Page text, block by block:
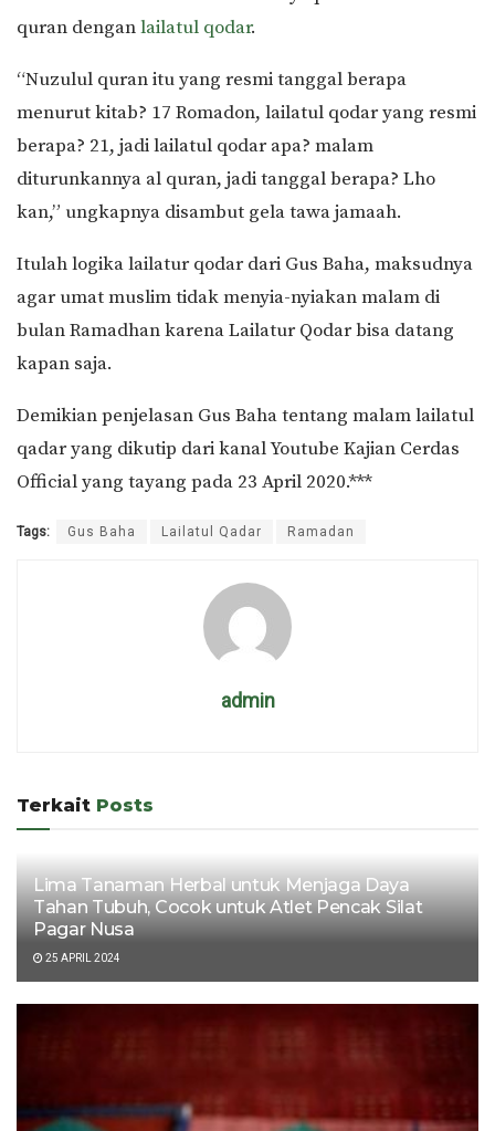
quran denganlailatul qodar.
“Nuzulul quran itu yang resmi tanggal berapa
menurut kitab? 17 Romadon, lailatul qodar yang resmi
berapa? 21, jadi lailatul qodar apa? malam
diturunkannya al quran, jadi tanggal berapa? Lho
kan,” ungkapnya disambut gela tawa jamaah.
Itulah logika lailatur qodar dari Gus Baha, maksudnya
agar umat muslim tidak menyia-nyiakan malam di
bulan Ramadhan karena Lailatur Qodar bisa datang
kapan saja.
Demikian penjelasan Gus Baha tentang malam lailatul
qadar yang dikutip dari kanal Youtube Kajian Cerdas
Official yang tayang pada 23 April 2020.***
Tags: Gus Baha Lailatul Qadar Ramadan
admin
Terkait Posts
Lima Tanaman Herbal untuk Menjaga Daya
Tahan Tubuh, Cocok untuk Atlet Pencak Silat
Pagar Nusa
25 APRIL 2024